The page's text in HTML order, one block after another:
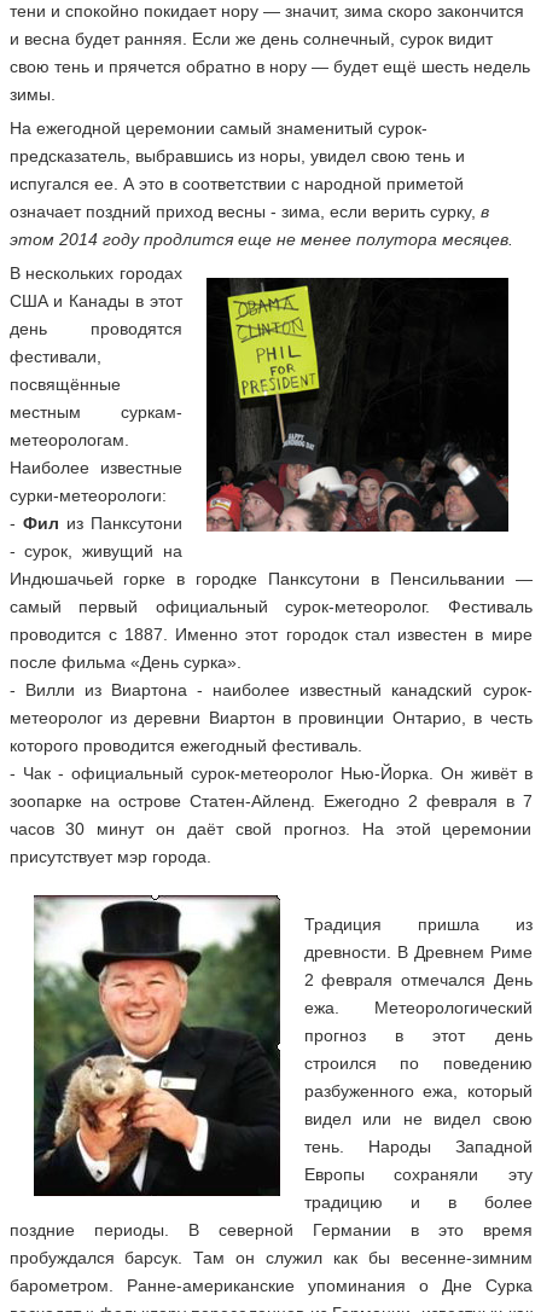
тени и спокойно покидает нору — значит, зима скоро закончится
и весна будет ранняя. Если же день солнечный, сурок видит
свою тень и прячется обратно в нору — будет ещё шесть недель
зимы.
На ежегодной церемонии самый знаменитый сурок-
предсказатель, выбравшись из норы, увидел свою тень и
испугался ее. А это в соответствии с народной приметой
означает поздний приход весны - зима, если верить сурку, в
этом 2014 году продлится еще не менее полутора месяцев.
В нескольких городах
США и Канады в этот
день проводятся
фестивали,
посвящённые
местным суркам-
метеорологам.
Наиболее известные
сурки-метеорологи:
- Фил из Панксутони
- сурок, живущий на
Индюшачьей горке в городке Панксутони в Пенсильвании —
самый первый официальный сурок-метеоролог. Фестиваль
проводится с 1887. Именно этот городок стал известен в мире
после фильма «День сурка».
- Вилли из Виартона - наиболее известный канадский сурок-
метеоролог из деревни Виартон в провинции Онтарио, в честь
которого проводится ежегодный фестиваль.
- Чак - официальный сурок-метеоролог Нью-Йорка. Он живёт в
зоопарке на острове Статен-Айленд. Ежегодно 2 февраля в 7
часов 30 минут он даёт свой прогноз. На этой церемонии
присутствует мэр города.
Традиция пришла из
древности. В Древнем Риме
2 февраля отмечался День
ежа. Метеорологический
прогноз в этот день
строился по поведению
разбуженного ежа, который
видел или не видел свою
тень. Народы Западной
Европы сохраняли эту
традицию и в более
поздние периоды. В северной Германии в это время
пробуждался барсук. Там он служил как бы весенне-зимним
барометром. Ранне-американские упоминания о Дне Сурка